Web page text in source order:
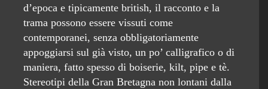
d’epoca e tipicamente british, il racconto e la
trama possono essere vissuti come
contemporanei, senza obbligatoriamente
appoggiarsi sul già visto, un po’ calligrafico o di
maniera, fatto spesso di boiserie, kilt, pipe e tè.
Stereotipi della Gran Bretagna non lontani dalla